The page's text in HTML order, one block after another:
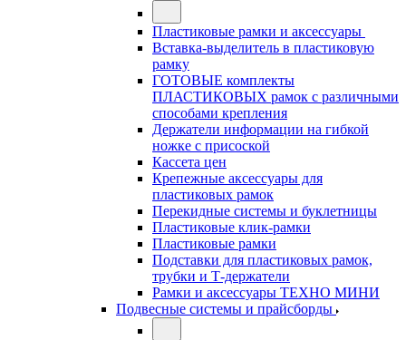
Пластиковые рамки и аксессуары
Вставка-выделитель в пластиковую
рамку
ГОТОВЫЕ комплекты
ПЛАСТИКОВЫХ рамок с различными
способами крепления
Держатели информации на гибкой
ножке с присоской
Кассета цен
Крепежные аксессуары для
пластиковых рамок
Перекидные системы и буклетницы
Пластиковые клик-рамки
Пластиковые рамки
Подставки для пластиковых рамок,
трубки и Т-держатели
Рамки и аксессуары ТЕХНО МИНИ
Подвесные системы и прайсборды